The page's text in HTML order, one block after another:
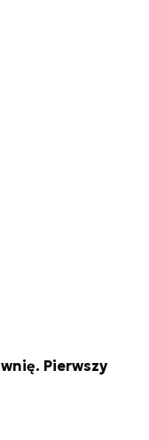
Pierwszy